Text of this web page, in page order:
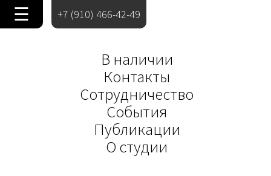
☰ +7 (910) 466-42-49
В наличии
Контакты
Сотрудничество
События
Публикации
О студии